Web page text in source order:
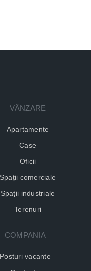
VÂNZARE
Apartamente
Case
Oficii
Spații comerciale
Spații industriale
Terenuri
COMPANIA
Posturi vacante